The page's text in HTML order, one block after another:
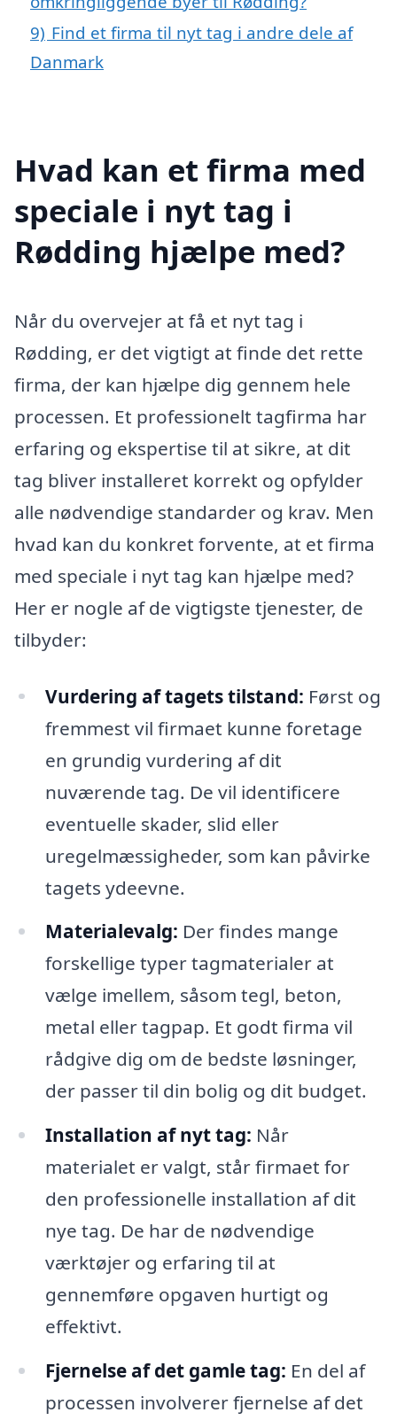
9) Find et firma til nyt tag i andre dele af
Danmark
Hvad kan et firma med
speciale i nyt tag i
Rødding hjælpe med?
Når du overvejer at få et nyt tag i
Rødding, er det vigtigt at finde det rette
firma, der kan hjælpe dig gennem hele
processen. Et professionelt tagfirma har
erfaring og ekspertise til at sikre, at dit
tag bliver installeret korrekt og opfylder
alle nødvendige standarder og krav. Men
hvad kan du konkret forvente, at et firma
med speciale i nyt tag kan hjælpe med?
Her er nogle af de vigtigste tjenester, de
tilbyder:
Vurdering af tagets tilstand: Først og
fremmest vil firmaet kunne foretage
en grundig vurdering af dit
nuværende tag. De vil identificere
eventuelle skader, slid eller
uregelmæssigheder, som kan påvirke
tagets ydeevne.
Materialevalg: Der findes mange
forskellige typer tagmaterialer at
vælge imellem, såsom tegl, beton,
metal eller tagpap. Et godt firma vil
rådgive dig om de bedste løsninger,
der passer til din bolig og dit budget.
Installation af nyt tag: Når
materialet er valgt, står firmaet for
den professionelle installation af dit
nye tag. De har de nødvendige
værktøjer og erfaring til at
gennemføre opgaven hurtigt og
effektivt.
Fjernelse af det gamle tag: En del af
processen involverer fjernelse af det